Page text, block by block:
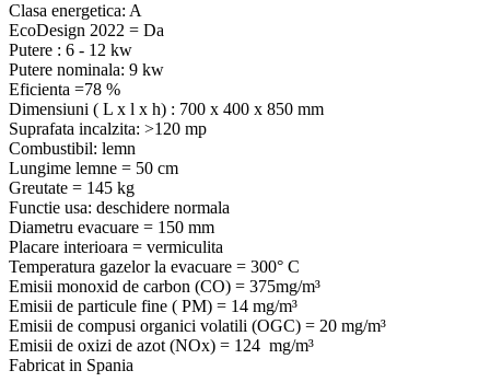
Clasa energetica: A
EcoDesign 2022 = Da
Putere : 6 - 12 kw
Putere nominala: 9 kw
Eficienta =78 %
Dimensiuni ( L x l x h) : 700 x 400 x 850 mm
Suprafata incalzita: >120 mp
Combustibil: lemn
Lungime lemne = 50 cm
Greutate = 145 kg
Functie usa: deschidere normala
Diametru evacuare = 150 mm
Placare interioara = vermiculita
Temperatura gazelor la evacuare = 300° C
Emisii monoxid de carbon (CO) = 375mg/m³
Emisii de particule fine ( PM) = 14 mg/m³
Emisii de compusi organici volatili (OGC) = 20 mg/m³
Emisii de oxizi de azot (NOx) = 124 mg/m³
Fabricat in Spania